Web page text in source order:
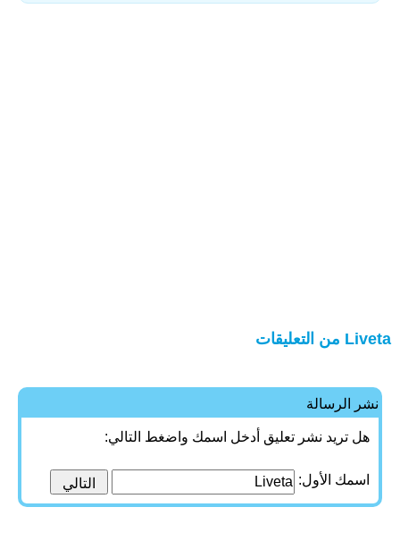
Liveta من التعليقات
نشر الرسالة
هل تريد نشر تعليق أدخل اسمك واضغط التالي:
اسمك الأول: